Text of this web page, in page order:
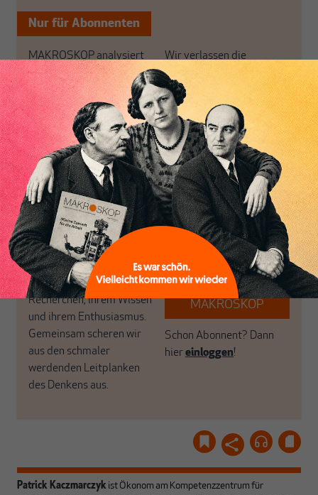
Nur für Abonnenten
MAKROSKOP analysiert
wirtschaftspolitische
Themen aus einer
postkeynesianischen
Perspektive und ist damit
in Deutschland einzigartig.
MAKROSKOP steht für
das große Ganze. Wir
haben einen Blick auf
Geld, Wirtschaft und
Politik, den Sie so
woanders nicht finden.
Dabei leben wir von
unseren Autoren, ihren
Recherchen, ihrem Wissen
und ihrem Enthusiasmus.
Gemeinsam scheren wir
aus den schmaler
werdenden Leitplanken
des Denkens aus.
Wir verlassen die
journalistische Filterblase,
in der sich viele
eingerichtet haben. Wir
öffnen Fenster und
bringen frische Luft in die
engen und verstaubten
Debattenräume.
Brauchen Sie auch frische
Luft? Dann folgen Sie
einfach dem Button.
ABONNIEREN SIE
MAKROSKOP
Schon Abonnent? Dann
hiereinloggen!
Patrick Kaczmarczyk ist Ökonom am Kompetenzzentrum für